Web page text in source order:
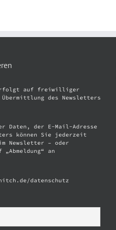
erfolgt auf freiwilliger
des Newsletters
Daten, der E-Mail-Adresse
können Sie jederzeit
Newsletter – oder
an
datenschutz